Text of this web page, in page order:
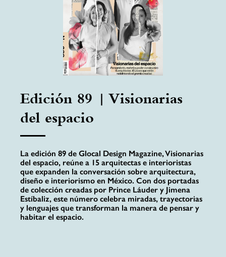
Edición 89 | Visionarias
del espacio
La edición 89 de Glocal Design Magazine, Visionarias
del espacio, reúne a 15 arquitectas e interioristas
que expanden la conversación sobre arquitectura,
diseño e interiorismo en México. Con dos portadas
de colección creadas por Prince Láuder y Jimena
Estíbaliz, este número celebra miradas, trayectorias
y lenguajes que transforman la manera de pensar y
habitar el espacio.